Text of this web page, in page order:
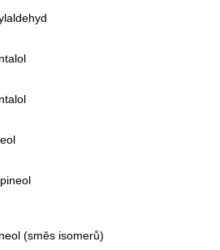
(směs isomerů)